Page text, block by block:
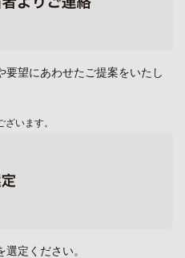
望にあわせたご提案をいたし
います。
定ください。